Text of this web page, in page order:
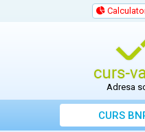
Adresa
CURS